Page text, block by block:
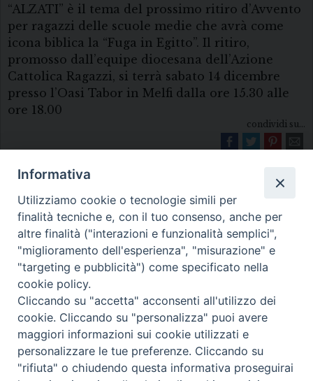
“ALZATI” è il tema del prossimo ritiro d’Avvento
per ragazzi delle scuole medie che avrà come
icona biblica la “Fuga in Egitto”. Il ritiro,
promosso dall’equipe diocesana dell’Azione
Cattolica Ragazzi, si terrà sabato 14 dicembre
presso l’Oasi Tabor in Melfi dalla ore 15.30 alle
ore 18.00
condividi su...
Diocesi di Melfi Rapolla Venosa
• Largo Duomo, 12 - 85025 MELFI (PZ) •
Tel. 0972238604
PEC ufficiale della Diocesi:
diocesi.melfi_rapolla_venosa@legalmail.it
Informativa
Utilizziamo cookie o tecnologie simili per
finalità tecniche e, con il tuo consenso, anche per
altre finalità ("interazioni e funzionalità semplici",
"miglioramento dell'esperienza", "misurazione" e
"targeting e pubblicità") come specificato nella
cookie policy.
Cliccando su "accetta" acconsenti all'utilizzo dei
cookie. Cliccando su "personalizza" puoi avere
maggiori informazioni sui cookie utilizzati e
personalizzare le tue preferenze. Cliccando su
"rifiuta" o chiudendo questa informativa proseguirai